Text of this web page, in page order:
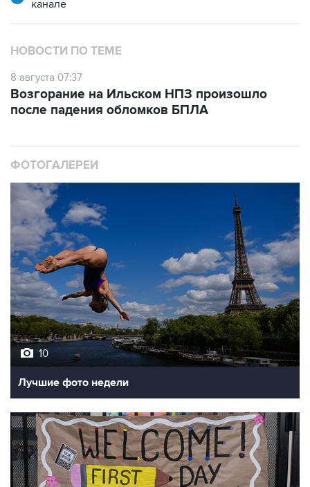
канале
НОВОСТИ ПО ТЕМЕ
8 августа 07:37
Возгорание на Ильском НПЗ произошло
после падения обломков БПЛА
ФОТОГАЛЕРЕИ
10
Лучшие фото недели